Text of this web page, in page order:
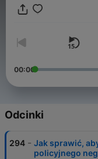
00:00
Odcinki
294 - Jak sprawić,
policyjnego